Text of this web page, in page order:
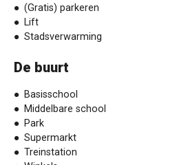
(Gratis) parkeren
Lift
Stadsverwarming
De buurt
Basisschool
Middelbare school
Park
Supermarkt
Treinstation